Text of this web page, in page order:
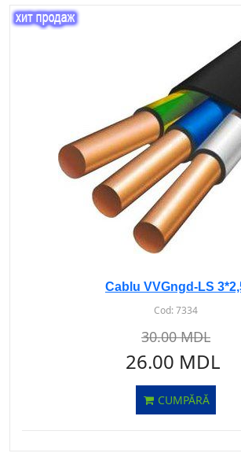
Cablu VVGngd-LS
Cod:7334
30.00 MDL
26.00 MDL
CUMPĂRĂ